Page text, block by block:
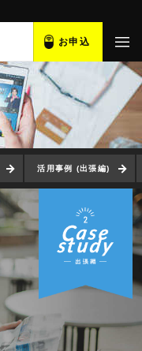
お申込
活用事例 (出張編)